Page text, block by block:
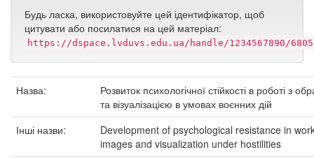
Будь ласка, використовуйте цей ідентифікатор, щоб
цитувати або посилатися на цей матеріал:
https://dspace.lvduvs.edu.ua/handle/1234567890/6805
Назва:
Розвиток психологічної стійкості в роботі з
та візуалізацією в умовах воєнних дій
Інші назви:
Development of psychological resistance in
images and visualization under hostilities